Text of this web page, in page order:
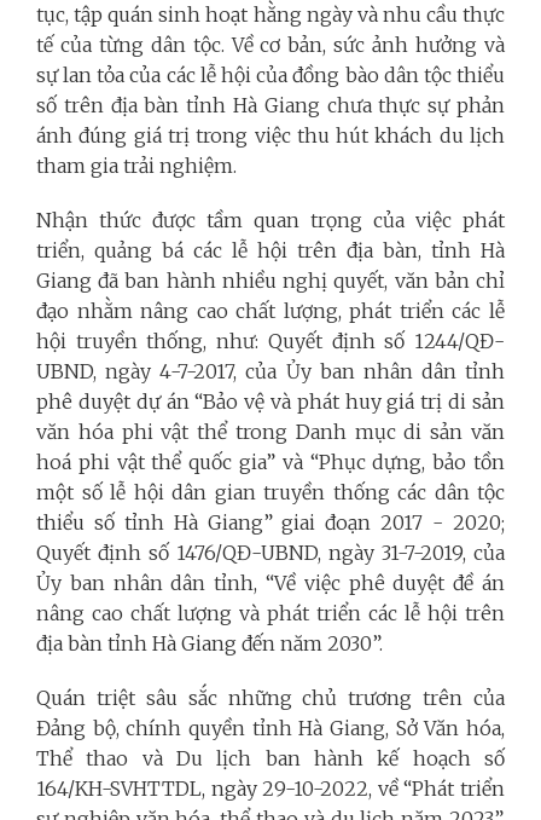
tục, tập quán sinh hoạt hằng ngày và nhu cầu thực
tế của từng dân tộc. Về cơ bản, sức ảnh hưởng và
sự lan tỏa của các lễ hội của đồng bào dân tộc thiểu
số trên địa bàn tỉnh Hà Giang chưa thực sự phản
ánh đúng giá trị trong việc thu hút khách du lịch
tham gia trải nghiệm.
Nhận thức được tầm quan trọng của việc phát
triển, quảng bá các lễ hội trên địa bàn, tỉnh Hà
Giang đã ban hành nhiều nghị quyết, văn bản chỉ
đạo nhằm nâng cao chất lượng, phát triển các lễ
hội truyền thống, như: Quyết định số 1244/QĐ-
UBND, ngày 4-7-2017, của Ủy ban nhân dân tỉnh
phê duyệt dự án “Bảo vệ và phát huy giá trị di sản
văn hóa phi vật thể trong Danh mục di sản văn
hoá phi vật thể quốc gia” và “Phục dựng, bảo tồn
một số lễ hội dân gian truyền thống các dân tộc
thiểu số tỉnh Hà Giang” giai đoạn 2017 - 2020;
Quyết định số 1476/QĐ-UBND, ngày 31-7-2019, của
Ủy ban nhân dân tỉnh, “Về việc phê duyệt đề án
nâng cao chất lượng và phát triển các lễ hội trên
địa bàn tỉnh Hà Giang đến năm 2030”.
Quán triệt sâu sắc những chủ trương trên của
Đảng bộ, chính quyền tỉnh Hà Giang, Sở Văn hóa,
Thể thao và Du lịch ban hành kế hoạch số
164/KH-SVHTTDL, ngày 29-10-2022, về “Phát triển